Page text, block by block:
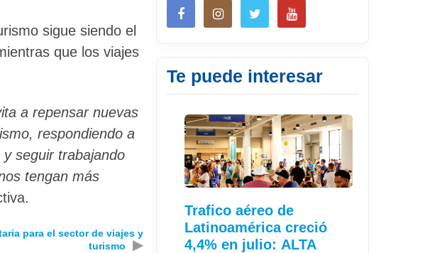
sigue siendo el
que los viajes
a repensar nuevas
respondiendo a
seguir trabajando
tengan más
para el sector de viajes y
turismo
▶
Te puede interesar
Trafico aéreo de
Latinoamérica creció
4,4% en julio: ALTA